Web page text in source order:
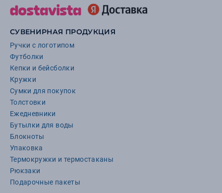
СУВЕНИРНАЯ ПРОДУКЦИЯ
Ручки с логотипом
Футболки
Кепки и бейсболки
Кружки
Сумки для покупок
Толстовки
Ежедневники
Бутылки для воды
Блокноты
Упаковка
Термокружки и термостаканы
Рюкзаки
Подарочные пакеты